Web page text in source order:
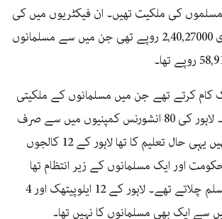
غیر مسلموں کی ملکیت تھیں۔ ان فیکٹریوں میں کی
گئی کل سرمایہ کاری 2,40,27000 روپے تھی جن میں سے مسلمانوں
میں کل 90 بنک کام کرتے تھے جن میں مسلمانوں کے ملکیتی
بنک صرف تین تھے۔ لاہور کی 80 انشورنس کمپنیوں میں سے صرف
دو مسلمانوں کی تھیں یہی حال تعلیم کا تھا لاہور کے 12 کالجوں
اور ایک مسلمانوں کے زیر انتظام تھا
باقی 10 کالج غیر مسلم چلاتے تھے۔ لاہور کے 12 ایلوپیتھک اور 4
سے ایک بھی مسلمانوں کا نہیں تھا۔